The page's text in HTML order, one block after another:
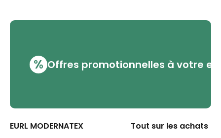
% Offres promotionnelles à votre
EURL MODERNATEX Tout sur les achats